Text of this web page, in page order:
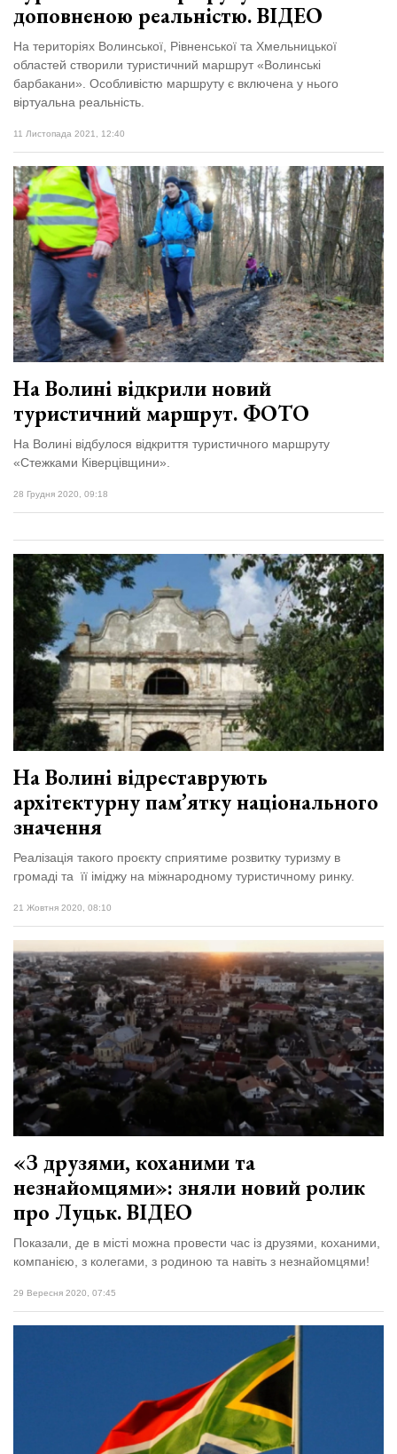
доповненою реальністю. ВІДЕО
На територіях Волинської, Рівненської та Хмельницької
областей створили туристичний маршрут «Волинські
барбакани». Особливістю маршруту є включена у нього
віртуальна реальність.
11 Листопада 2021, 12:40
На Волині відкрили новий
туристичний маршрут. ФОТО
На Волині відбулося відкриття туристичного маршруту
«Стежками Ківерцівщини».
28 Грудня 2020, 09:18
На Волині відреставрують
архітектурну пам’ятку національного
значення
Реалізація такого проєкту сприятиме розвитку туризму в
громаді та її іміджу на міжнародному туристичному ринку.
21 Жовтня 2020, 08:10
«З друзями, коханими та
незнайомцями»: зняли новий ролик
про Луцьк. ВІДЕО
Показали, де в місті можна провести час із друзями, коханими,
компанією, з колегами, з родиною та навіть з незнайомцями!
29 Вересня 2020, 07:45